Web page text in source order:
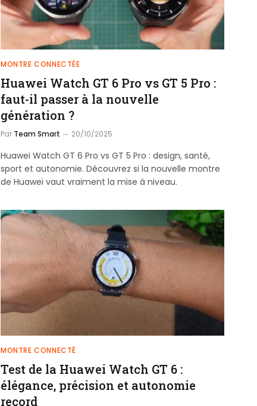
MONTRE CONNECTÉE
Huawei Watch GT 6 Pro vs GT 5 Pro :
faut-il passer à la nouvelle
génération ?
Par Team Smart 20/10/2025
Huawei Watch GT 6 Pro vs GT 5 Pro : design, santé,
sport et autonomie. Découvrez si la nouvelle montre
de Huawei vaut vraiment la mise à niveau.
MONTRE CONNECTÉ
Test de la Huawei Watch GT 6 :
élégance, précision et autonomie
record